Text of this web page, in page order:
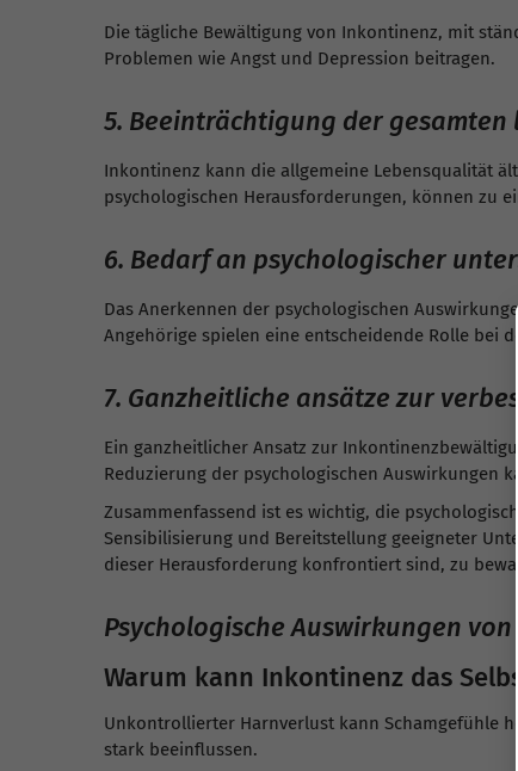
Die tägliche Bewältigung von Inkontinenz, mit
Problemen wie Angst und Depression beitragen.
5. Beeinträchtigung der
Inkontinenz kann die allgemeine Lebensqualität
psychologischen Herausforderungen, können zu
6. Bedarf an psychologischer
Das Anerkennen der psychologischen
Angehörige spielen eine entscheidende Rolle bei
7. Ganzheitliche ansätze zur
Ein ganzheitlicher Ansatz zur
Reduzierung der psychologischen Auswirkungen
Zusammenfassend ist es wichtig, die
Sensibilisierung und Bereitstellung geeigneter
dieser Herausforderung konfrontiert sind, zu
Psychologische Auswirkungen
Warum kann Inkontinenz das
Unkontrollierter Harnverlust kann Schamgefühle
stark beeinflussen.